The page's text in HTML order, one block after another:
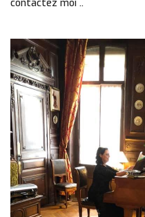
contactez moi ..